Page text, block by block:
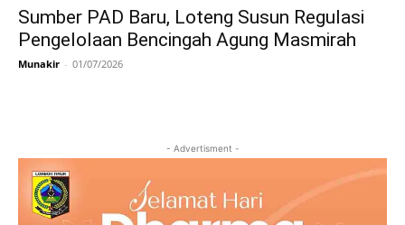
Sumber PAD Baru, Loteng Susun Regulasi
Pengelolaan Bencingah Agung Masmirah
Munakir - 01/07/2026
- Advertisment -